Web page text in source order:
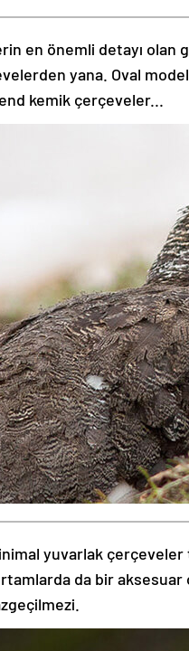
en önemli detayı
yana. Oval
kemik çerçeveler...
yuvarlak
da bir